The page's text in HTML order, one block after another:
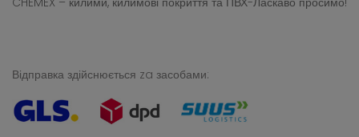
Відправка здійснюється za засобами: